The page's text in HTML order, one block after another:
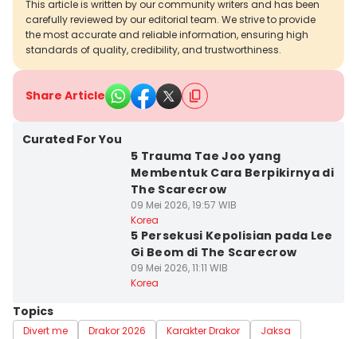
This article is written by our community writers and has been
carefully reviewed by our editorial team. We strive to provide
the most accurate and reliable information, ensuring high
standards of quality, credibility, and trustworthiness.
Share Article
Curated For You
5 Trauma Tae Joo yang
Membentuk Cara Berpikirnya di
The Scarecrow
09 Mei 2026, 19:57 WIB
Korea
5 Persekusi Kepolisian pada Lee
Gi Beom di The Scarecrow
09 Mei 2026, 11:11 WIB
Korea
Topics
Divert me Drakor 2026 Karakter Drakor
Jaksa